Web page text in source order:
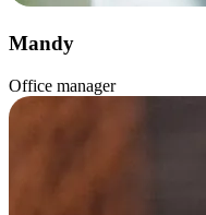
Mandy
Office manager